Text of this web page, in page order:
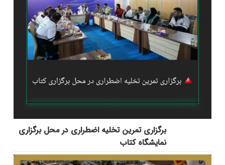
برگزاری تمرین تخلیه اضطراری در محل برگزاری
نمایشگاه کتاب